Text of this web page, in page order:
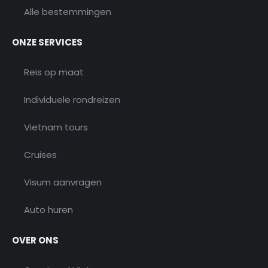
Alle bestemmingen
ONZE SERVICES
Reis op maat
Individuele rondreizen
Vietnam tours
Cruises
Visum aanvragen
Auto huren
OVER ONS